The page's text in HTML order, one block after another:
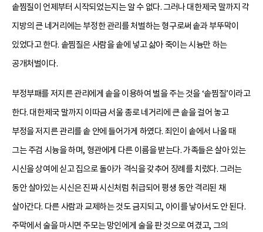
솥찜질이 언제부터 시작되었는지는 알 수 없다. 그러나 대한제국 말까지 각
지방의 큰 네거리에는 부정한 관리를 처벌하는 형구로써 솥과 부뚜막이
있었다고 한다. 솥찜질은 사람을 솥에 넣고 삶아 죽이는 시늉만 하는
공개처벌이다.
부정부패를 저지른 관리에게 솥을 이용하여 벌을 주는 것을 ‘솥찜질’이라고
한다. 대한제국 말까지 이따금 서울 종로 네거리에 큰 솥을 걸어 놓고
부정을 저지른 관리를 솥 안에 들어가게 하였다. 죄인이 솥에서 나올 때
그는 주검 시늉을 하며, 형관에게 다른 이름을 받는다. 가족들은 살아 있는
시신을 상여에 싣고 집으로 돌아가 격식을 갖추어 장례를 치렀다. 그러는
동안 살아있는 시신은 진짜 시신처럼 취급되어 평생 동안 격리된 채
살아간다. 다른 사람과 교제하는 것도 금지되고, 아이를 낳아서도 안 된다.
주막에서 술을 마시면 주모는 망인에게 술을 판 것으로 여겼고, 그의